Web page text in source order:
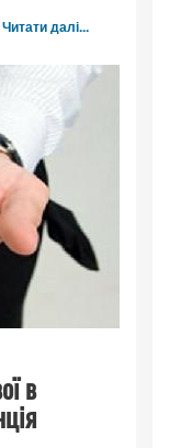
Читати далі...
в